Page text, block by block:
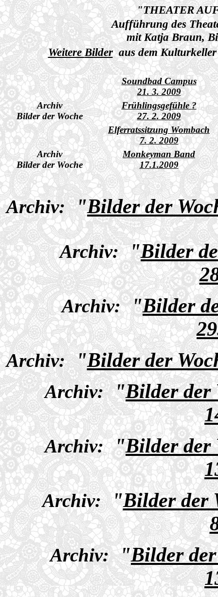
"THEATER
Aufführung des
mit Katja Braun,
WeitereBilderaus dem
Soundbad Campus
21. 3. 2009
Archiv
Bilder der Woche
Frühlingsgefühle ?
27. 2. 2009
Elferratssitzung Wombach
7. 2. 2009
Archiv
Bilder der Woche
Monkeyman Band
17.1.2009
Archiv:"Bilder der
Archiv:"Bilder
Archiv:"Bilder
Archiv:"Bilder der
Archiv:"Bilder der
Archiv:"Bilder der
Archiv:"Bilder der
Archiv:"Bilder